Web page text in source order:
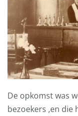
De opkomst was
bezoekers ,en die